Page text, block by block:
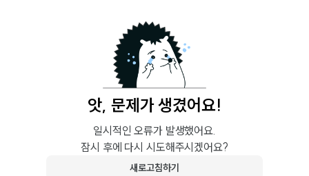
앗, 문제가 생겼어요!
일시적인 오류가 발생했어요.
잠시 후에 다시 시도해주시겠어요?
새로고침하기